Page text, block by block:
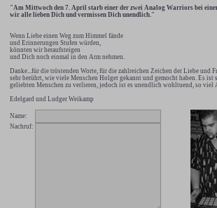
"Am Mittwoch den 7. April starb einer der zwei Analog Warriors bei
wir alle lieben Dich und vermissen Dich unendlich."
Wenn Liebe einen Weg zum Himmel fände
und Erinnerungen Stufen würden,
könnten wir heraufsteigen
und Dich noch einmal in den Arm nehmen.
Danke...für die tröstenden Worte, für die zahlreichen Zeichen der Liebe und
sehr berührt, wie viele Menschen Holger gekannt und gemocht haben. Es ist
geliebten Menschen zu verlieren, jedoch ist es unendlich wohltuend, so viel
Edelgard und Ludger Weikamp
Name:
Nachruf: